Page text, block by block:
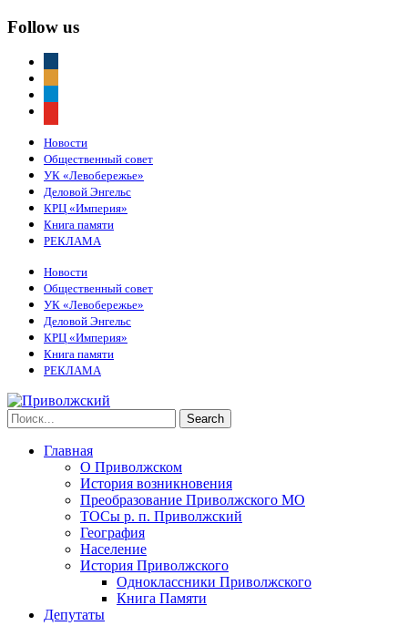
Follow us
Новости
Общественный совет
УК «Левобережье»
Деловой Энгельс
КРЦ «Империя»
Книга памяти
РЕКЛАМА
Новости
Общественный совет
УК «Левобережье»
Деловой Энгельс
КРЦ «Империя»
Книга памяти
РЕКЛАМА
Главная
О Приволжском
История возникновения
Преобразование Приволжского МО
ТОСы р. п. Приволжский
География
Население
История Приволжского
Одноклассники Приволжского
Книга Памяти
Депутаты